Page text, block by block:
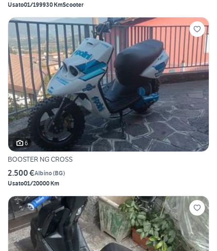
Usato01/199930 KmScooter
6
BOOSTER NG CROSS
2.500 €Albino(BG)
Usato01/20000 Km